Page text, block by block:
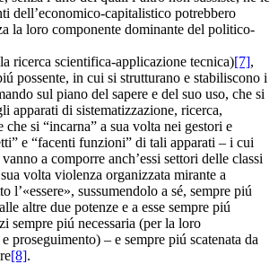
dell’economico-capitalistico potrebbero
la loro componente dominante del politico-
ricerca scientifica-applicazione tecnica)[7],
possente, in cui si strutturano e stabiliscono i
sul piano del sapere e del suo uso, che si
apparati di sistematizzazione, ricerca,
che si “incarna” a sua volta nei gestori e
e “facenti funzioni” di tali apparati – i cui
a comporre anch’essi settori delle classi
volta violenza organizzata mirante a
l’«essere», sussumendolo a sé, sempre piú
altre due potenze e a esse sempre piú
sempre piú necessaria (per la loro
proseguimento) – e sempre piú scatenata da
[8].